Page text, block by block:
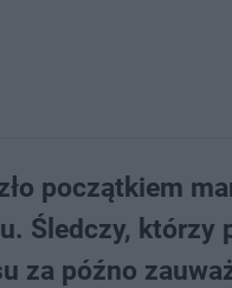
początkiem
Śledczy, którzy
późno